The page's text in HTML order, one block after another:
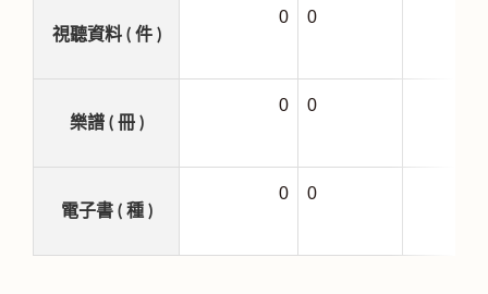
視聽資料 ( 件 )
0 0
樂譜 ( 冊 )
0 0
電子書 ( 種 )
0 0